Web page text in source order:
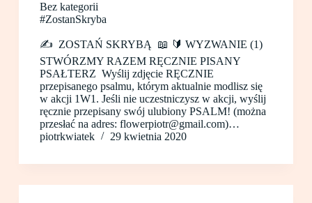
Bez kategorii
#ZostanSkryba
✍️ ZOSTAŃ SKRYBĄ 📖 🔰 WYZWANIE (1)
STWÓRZMY RAZEM RĘCZNIE PISANY
PSAŁTERZ Wyślij zdjęcie RĘCZNIE
przepisanego psalmu, którym aktualnie modlisz się
w akcji 1W1. Jeśli nie uczestniczysz w akcji, wyślij
ręcznie przepisany swój ulubiony PSALM! (można
przesłać na adres: flowerpiotr@gmail.com)…
piotrkwiatek
29 kwietnia 2020